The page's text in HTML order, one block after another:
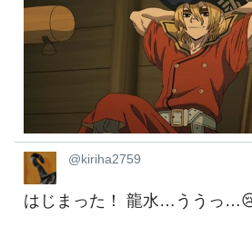
@kiriha2759
はじまった！ 龍水…ううっ